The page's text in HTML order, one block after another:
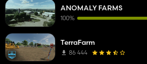
ANOMALY FARMS
100%
TerraFarm
86 444